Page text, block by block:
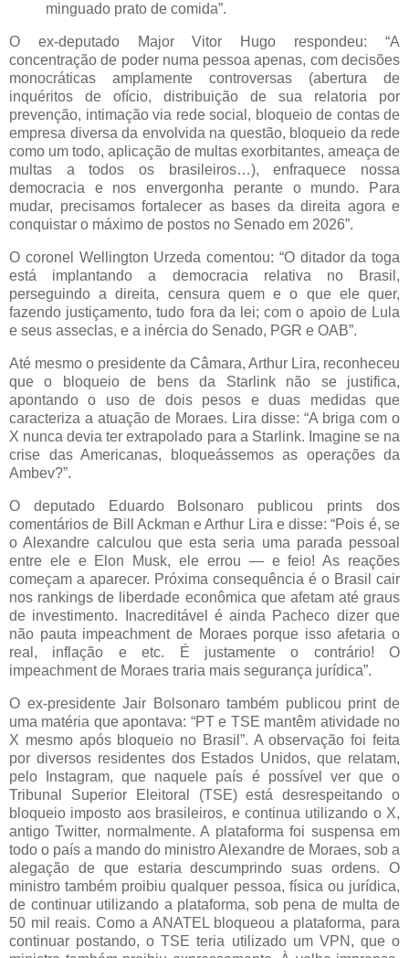
minguado prato de comida”.
O ex-deputado Major Vitor Hugo respondeu: “A
concentração de poder numa pessoa apenas, com decisões
monocráticas amplamente controversas (abertura de
inquéritos de ofício, distribuição de sua relatoria por
prevenção, intimação via rede social, bloqueio de contas de
empresa diversa da envolvida na questão, bloqueio da rede
como um todo, aplicação de multas exorbitantes, ameaça de
multas a todos os brasileiros…), enfraquece nossa
democracia e nos envergonha perante o mundo. Para
mudar, precisamos fortalecer as bases da direita agora e
conquistar o máximo de postos no Senado em 2026”.
O coronel Wellington Urzeda comentou: “O ditador da toga
está implantando a democracia relativa no Brasil,
perseguindo a direita, censura quem e o que ele quer,
fazendo justiçamento, tudo fora da lei; com o apoio de Lula
e seus asseclas, e a inércia do Senado, PGR e OAB”.
Até mesmo o presidente da Câmara, Arthur Lira, reconheceu
que o bloqueio de bens da Starlink não se justifica,
apontando o uso de dois pesos e duas medidas que
caracteriza a atuação de Moraes. Lira disse: “A briga com o
X nunca devia ter extrapolado para a Starlink. Imagine se na
crise das Americanas, bloqueássemos as operações da
Ambev?”.
O deputado Eduardo Bolsonaro publicou prints dos
comentários de Bill Ackman e Arthur Lira e disse: “Pois é, se
o Alexandre calculou que esta seria uma parada pessoal
entre ele e Elon Musk, ele errou — e feio! As reações
começam a aparecer. Próxima consequência é o Brasil cair
nos rankings de liberdade econômica que afetam até graus
de investimento. Inacreditável é ainda Pacheco dizer que
não pauta impeachment de Moraes porque isso afetaria o
real, inflação e etc. É justamente o contrário! O
impeachment de Moraes traria mais segurança jurídica”.
O ex-presidente Jair Bolsonaro também publicou print de
uma matéria que apontava: “PT e TSE mantêm atividade no
X mesmo após bloqueio no Brasil”. A observação foi feita
por diversos residentes dos Estados Unidos, que relatam,
pelo Instagram, que naquele país é possível ver que o
Tribunal Superior Eleitoral (TSE) está desrespeitando o
bloqueio imposto aos brasileiros, e continua utilizando o X,
antigo Twitter, normalmente. A plataforma foi suspensa em
todo o país a mando do ministro Alexandre de Moraes, sob a
alegação de que estaria descumprindo suas ordens. O
ministro também proibiu qualquer pessoa, física ou jurídica,
de continuar utilizando a plataforma, sob pena de multa de
50 mil reais. Como a ANATEL bloqueou a plataforma, para
continuar postando, o TSE teria utilizado um VPN, que o